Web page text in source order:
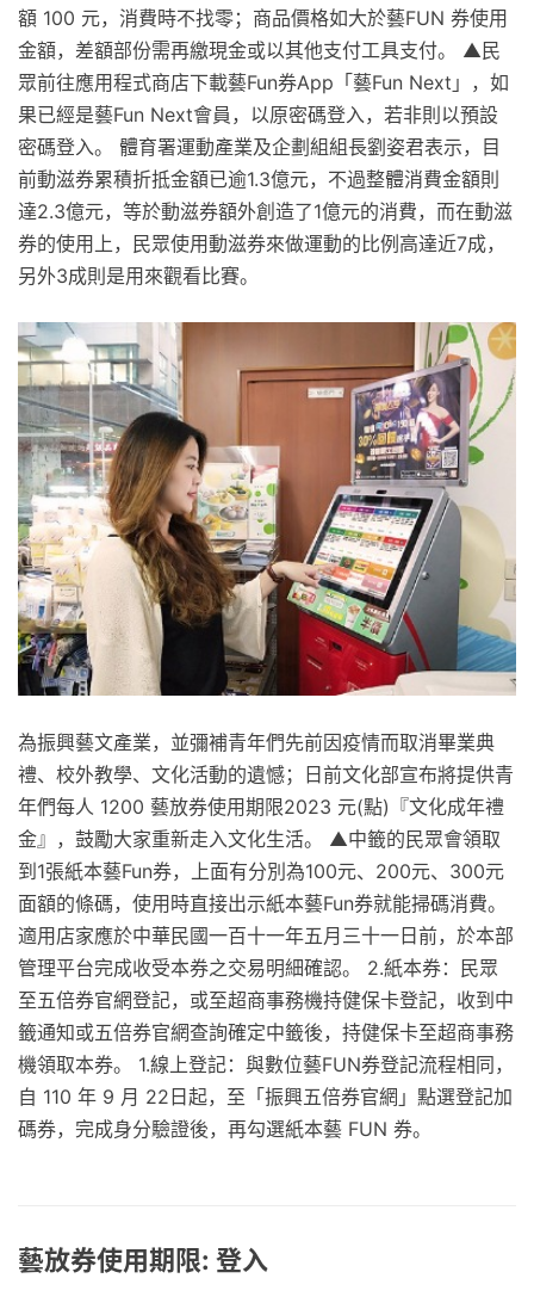
額 100 元，消費時不找零；商品價格如大於藝FUN 券使用
金額，差額部份需再繳現金或以其他支付工具支付。 ▲民
眾前往應用程式商店下載藝Fun券App「藝Fun Next」，如
果已經是藝Fun Next會員，以原密碼登入，若非則以預設
密碼登入。 體育署運動產業及企劃組組長劉姿君表示，目
前動滋券累積折抵金額已逾1.3億元，不過整體消費金額則
達2.3億元，等於動滋券額外創造了1億元的消費，而在動滋
券的使用上，民眾使用動滋券來做運動的比例高達近7成，
另外3成則是用來觀看比賽。
為振興藝文產業，並彌補青年們先前因疫情而取消畢業典
禮、校外教學、文化活動的遺憾；日前文化部宣布將提供青
年們每人 1200 藝放券使用期限2023 元(點)『文化成年禮
金』，鼓勵大家重新走入文化生活。 ▲中籤的民眾會領取
到1張紙本藝Fun券，上面有分別為100元、200元、300元
面額的條碼，使用時直接出示紙本藝Fun券就能掃碼消費。
適用店家應於中華民國一百十一年五月三十一日前，於本部
管理平台完成收受本券之交易明細確認。 2.紙本券：民眾
至五倍券官網登記，或至超商事務機持健保卡登記，收到中
籤通知或五倍券官網查詢確定中籤後，持健保卡至超商事務
機領取本券。 1.線上登記：與數位藝FUN券登記流程相同，
自 110 年 9 月 22日起，至「振興五倍券官網」點選登記加
碼券，完成身分驗證後，再勾選紙本藝 FUN 券。
藝放券使用期限: 登入